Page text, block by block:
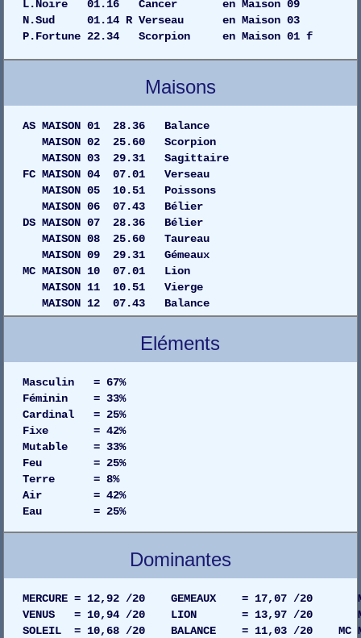
L.Noire 01.16 Cancer en Maison 09
N.Sud 01.14 R Verseau en Maison 03
P.Fortune 22.34 Scorpion en Maison 01 f
Maisons
AS MAISON 01 28.36 Balance
MAISON 02 25.60 Scorpion
MAISON 03 29.31 Sagittaire
FC MAISON 04 07.01 Verseau
MAISON 05 10.51 Poissons
MAISON 06 07.43 Bélier
DS MAISON 07 28.36 Bélier
MAISON 08 25.60 Taureau
MAISON 09 29.31 Gémeaux
MC MAISON 10 07.01 Lion
MAISON 11 10.51 Vierge
MAISON 12 07.43 Balance
Eléments
Masculin = 67%
Féminin = 33%
Cardinal = 25%
Fixe = 42%
Mutable = 33%
Feu = 25%
Terre = 8%
Air = 42%
Eau = 25%
Dominantes
MERCURE = 12,92 /20 GEMEAUX = 17,07 /20
VENUS = 10,94 /20 LION = 13,97 /20
SOLEIL = 10,68 /20 BALANCE = 11,03 /20 MC